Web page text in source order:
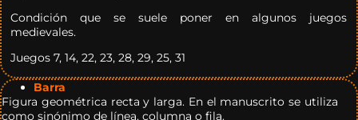
Condición que se suele poner en algunos juegos
medievales.
Juegos 7, 14, 22, 23, 28, 29, 25, 31
Barra
Figura geométrica recta y larga. En el manuscrito se utiliza
como sinónimo de línea, columna o fila.